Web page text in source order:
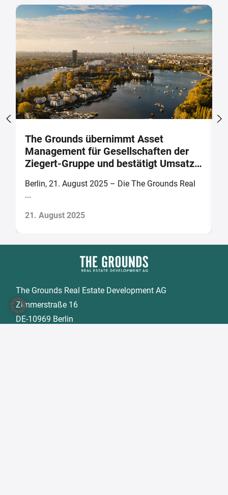
The Grounds übernimmt Asset
Management für Gesellschaften der
Ziegert-Gruppe und bestätigt Umsatz-
Berlin, 21. August 2025 – Die The Grounds Real
...
21. August 2025
The Grounds Real Estate Development AG
Zimmerstraße 16
DE-10969 Berlin